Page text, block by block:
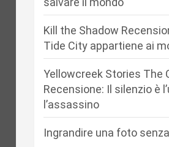
Kill the Shadow
Tide City appartiene ai
Yellowcreek Stories The
Recensione: Il silenzio è
l’assassino
Ingrandire una foto